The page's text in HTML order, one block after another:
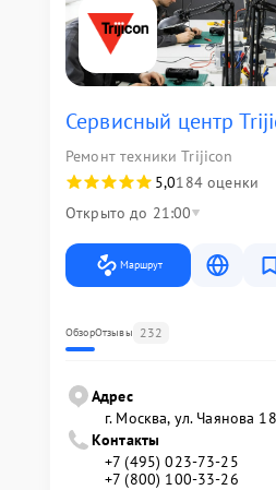
Сервисный центр
Ремонт техники Trijicon
5,0184 оценки
Открыто до 21:00
Маршрут
ОбзорОтзывы 232
Адрес
г. Москва, ул. Чаянова 18
Контакты
+7 (495) 023-73-25
+7 (800) 100-33-26